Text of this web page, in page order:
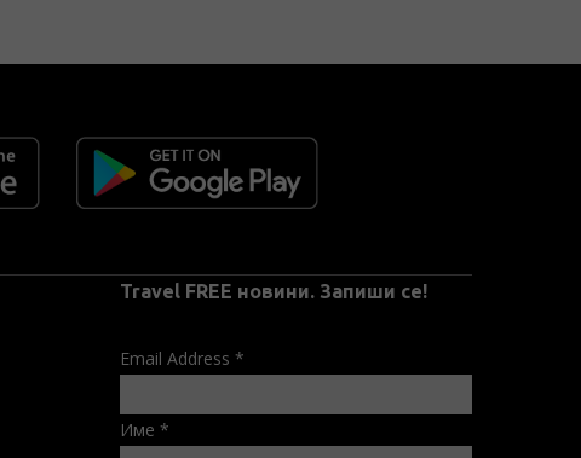
Travel FREE новини. Запиши се!
Email Address *
Име *